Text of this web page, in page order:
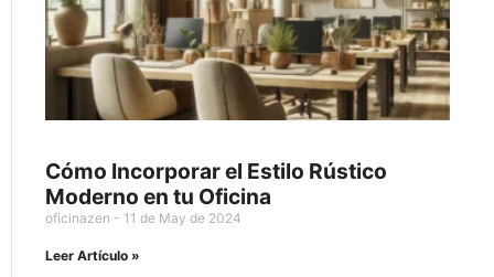
Cómo Incorporar el Estilo Rústico
Moderno en tu Oficina
oficinazen 11 de May de 2024
Leer Artículo »